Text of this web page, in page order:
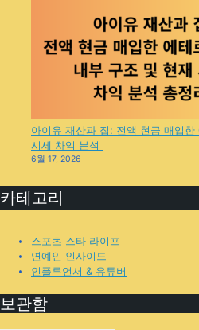
아이유 재산과 집: 전액 현금 매입
시세 차익 분석
6월 17, 2026
카테고리
스포츠 스타 라이프
연예인 인사이드
인플루언서 & 유튜버
보관함